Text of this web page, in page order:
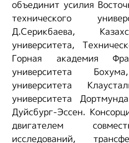
объединит усилия
технического
Д.Серикбаева,
университета,
Горная академия
университета
университета
университета
Дуйсбург-Эссен.
двигателем
исследований,